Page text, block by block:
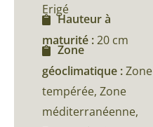
Erigé
Hauteur à
maturité :20 cm
Zone
géoclimatique :Zone
tempérée, Zone
méditerranéenne,